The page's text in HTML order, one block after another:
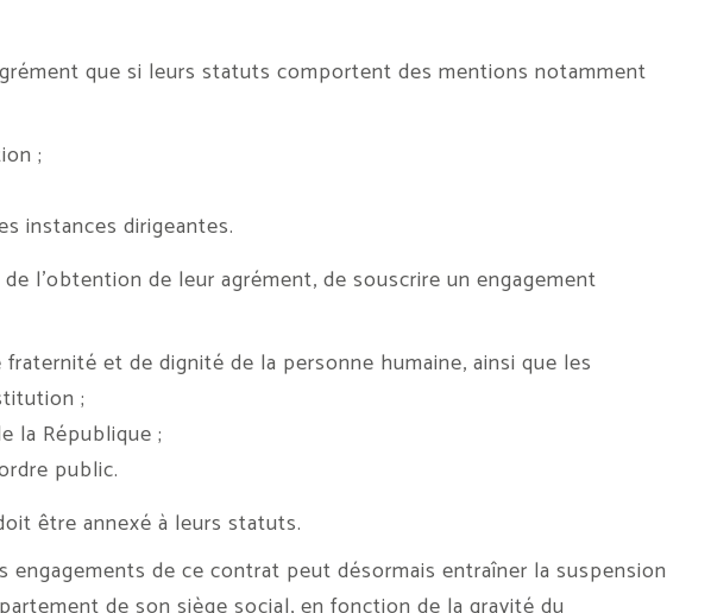
que si leurs statuts comportent des mentions notamment
;
instances dirigeantes.
l’obtention de leur agrément, de souscrire un engagement
et de dignité de la personne humaine, ainsi que les
;
la République ;
public.
être annexé à leurs statuts.
engagements de ce contrat peut désormais entraîner la suspension